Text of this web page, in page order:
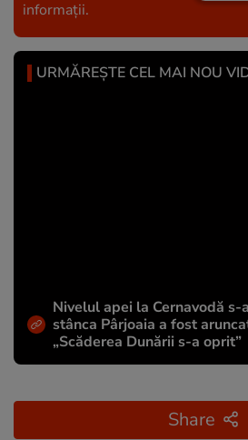
informații.
URMĂREȘTE CEL MAI NOU
Nivelul apei la Cernavodă
stânca Pârjoaia a fost
„Scăderea Dunării s-a oprit”
Share